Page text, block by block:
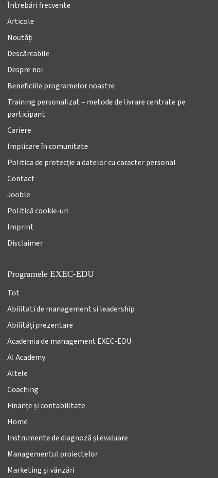
Întrebări frecvente
Articole
Noutăți
Descărcabile
Despre noi
Beneficiile programelor noastre
Training personalizat – metode de livrare centrate pe
participant
Cariere
Implicare în comunitate
Politica de protecție a datelor cu caracter personal
Contact
Jooble
Politică cookie-uri
Imprint
Disclaimer
Programele EXEC-EDU
Tot
Abilitati de management si leadership
Abilități prezentare
Academia de management EXEC-EDU
AI Academy
Altele
Coaching
Finanțe și contabilitate
Home
Instrumente de diagnoză și evaluare
Managementul proiectelor
Marketing și vânzări